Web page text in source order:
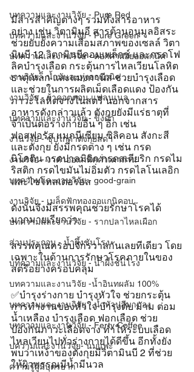
บทความและงานวิจัย - Pure Red
บทความและงานวิจัย - Pure Green
บทความและงานวิจัย - ดอกคำฝอยออแกนิค
งานวิจัย - น้ำมันละหุ่งออแกนิค
งานวิจัย - ผ้าคอตตอน แฟลนเนล
บทความและงานวิจัย - ขิงดำ
งานวิจัย - ซุปไก่ดำตังกุยสดฯ
งานวิจัย - งาดำออแกนิคคั่วเตาถ่าน
บทความและงานวิจัย - good-grain
งานวิจัย - เมล็ดฟักทองออแกนิคอบ
บทความและงานวิจัย - รากปลาไหลเผือก
ส่วนประกอบ - น้ำผึ้งชันโรง
บทความและงานวิจัย - น้ำผึ้งชันโรง
บทความและงานวิจัย -น้ำอินทผลัม 100%
บทความและงานวิจัย - น้ำหัวปลีมามอง
บทความและงานวิจัย - Ferty Coffee
บความและงานวิจัย- นมแพะ
ความรู้ผู้มีบุตรยาก
มีสารสำคัญต่างๆ รวมทั้งสารอาหาร
อย่าง เช่น วิตามินอี สารต้านอนุมูลอิสระ
ช่วยยับยั้งความเสื่อมสภาพของเซลล์ วิตา
มินบี 12 วิตามินบีคอมเพล็กซ์ และกรดโฟ
ลิคบำรุงเลือด กระตุ้นการไหลเวียนโลหิต
ธาตุเหล็ก และแมงกานีส ช่วยบำรุงเลือด
และช่วยในการผลิตเม็ดเลือดแดง ป้องกัน
ภาวะโลหิตจางในสตรี นอกจากสาร
อาหารดังกล่าวแล้ว ตังกุยยังมีแร่ธาตุที่
จำเป็นต่อร่างกายอื่น ๆ อีก เช่น
ฟอสฟอรัส แมกนีเซียม ซิลิคอน สังกะสี
และตังกุย ยังมีกรดต่าง ๆ เช่น กรด
นิโคติน กรดปาลมิติก กรดสเตียริก กรดไม
ริสติก กรดไขมันไม่อิ่มตัว กรดไลโนเลอิก
และไซโทสเตอรอล
ดังนั้นจึงมีสรรพคุณช่วยรักษาโรคได้
มากมายเรียกว่า
สรรพคุณครอบจักรวาลกันเลยทีเดียว โดย
เฉพาะในด้านการรักษาโรคภายในของ
สตรีอย่างครอบคลุม
✅บำรุงร่างกาย บำรุงหัวใจ ช่วยกระตุ้น
การทำงานของหัวใจ บำรุงตับ ม้าม ต่อม
น้ำเหลือง บำรุงเลือด ฟอกเลือด ช่วย
ป้องกันภาวะเลือดจาง ทำให้ระบบเลือด
ไหลเวียนไปทั่วร่างกายได้ดีขึ้น อีกทั้งยัง
พบว่าเหง้าของตังกุยมีวิตามินบี 2 ที่ช่วย
ให้ผิวพรรณมีน้ำมีนวล